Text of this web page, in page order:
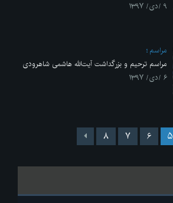
۹ /دی/ ۱۳۹۷
مراسم
مراسم ترحیم و بزرگداشت آیت‌الله هاشمی شاهرودی
۶ /دی/ ۱۳۹۷
۵ ۶ ۷ ۸